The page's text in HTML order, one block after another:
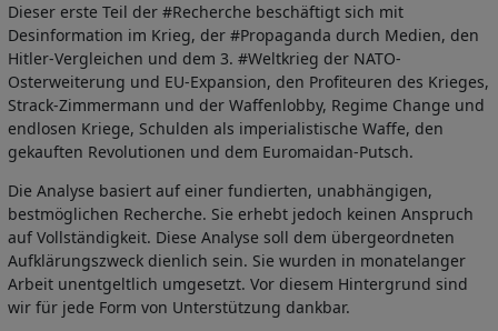
Dieser erste Teil der #Recherche beschäftigt sich mit
Desinformation im Krieg, der #Propaganda durch Medien, den
Hitler-Vergleichen und dem 3. #Weltkrieg der NATO-
Osterweiterung und EU-Expansion, den Profiteuren des Krieges,
Strack-Zimmermann und der Waffenlobby, Regime Change und
endlosen Kriege, Schulden als imperialistische Waffe, den
gekauften Revolutionen und dem Euromaidan-Putsch.
Die Analyse basiert auf einer fundierten, unabhängigen,
bestmöglichen Recherche. Sie erhebt jedoch keinen Anspruch
auf Vollständigkeit. Diese Analyse soll dem übergeordneten
Aufklärungszweck dienlich sein. Sie wurden in monatelanger
Arbeit unentgeltlich umgesetzt. Vor diesem Hintergrund sind
wir für jede Form von Unterstützung dankbar.